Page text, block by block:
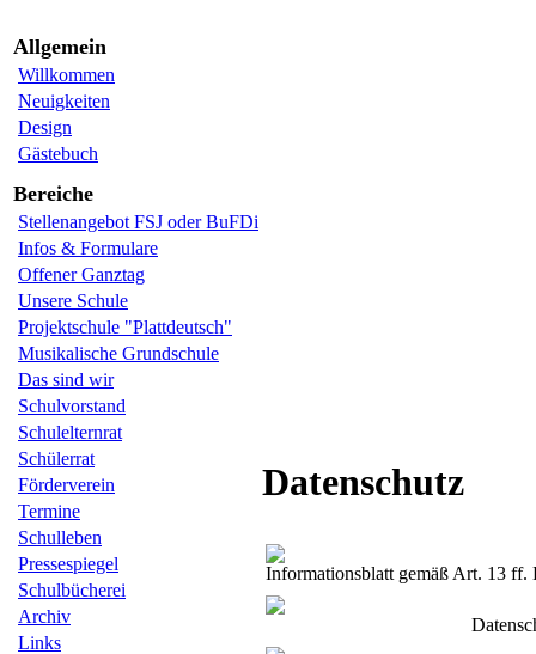
Allgemein
Willkommen
Neuigkeiten
Design
Gästebuch
Bereiche
Stellenangebot FSJ oder BuFDi
Infos & Formulare
Offener Ganztag
Unsere Schule
Projektschule "Plattdeutsch"
Musikalische Grundschule
Das sind wir
Schulvorstand
Schulelternrat
Schülerrat
Förderverein
Termine
Schulleben
Pressespiegel
Schulbücherei
Archiv
Links
Datenschutz
Informationsblatt gemäß Art. 13